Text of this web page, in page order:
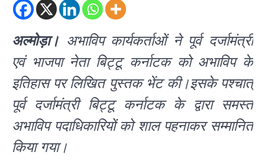
अल्मोड़ा। अभाविप कार्यकर्ताओं ने पूर्व दर्जामंत्री
एवं भाजपा नेता बिट्टू कर्नाटक को अभाविप के
इतिहास पर लिखित पुस्तक भेंट की।इसके पश्चात्
पूर्व दर्जामंत्री बिट्टू कर्नाटक के द्वारा समस्त
अभाविप पदाधिकारियों को शाल पहनाकर सम्मानित
किया गया।